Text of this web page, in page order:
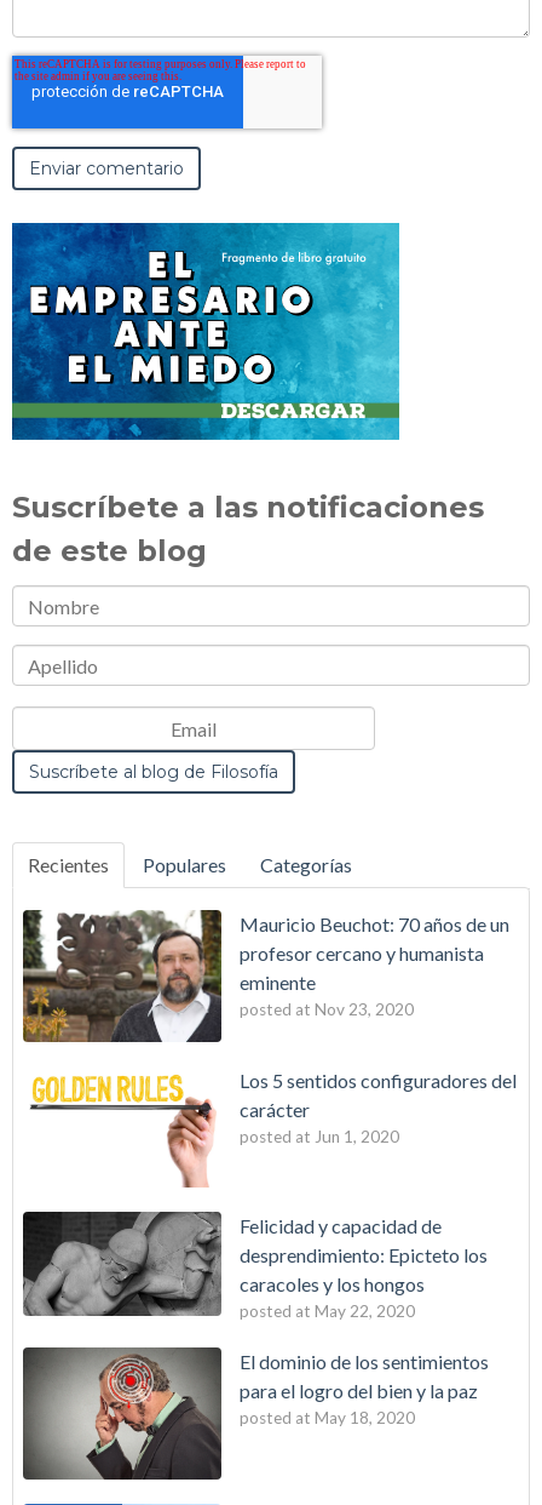
Suscríbete a las notificaciones
de este blog
Recientes Populares Categorías
Mauricio Beuchot: 70 años de un
profesor cercano y humanista
eminente
posted at Nov 23, 2020
Los 5 sentidos configuradores del
carácter
posted at Jun 1, 2020
Felicidad y capacidad de
desprendimiento: Epicteto los
caracoles y los hongos
posted at May 22, 2020
El dominio de los sentimientos
para el logro del bien y la paz
posted at May 18, 2020